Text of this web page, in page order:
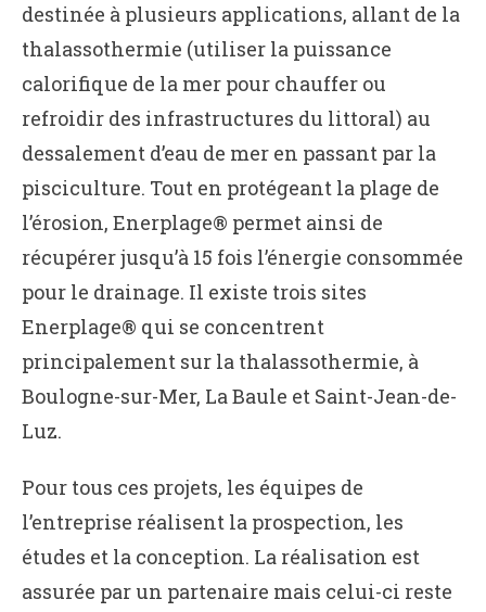
destinée à plusieurs applications, allant de la
thalassothermie (utiliser la puissance
calorifique de la mer pour chauffer ou
refroidir des infrastructures du littoral) au
dessalement d’eau de mer en passant par la
pisciculture. Tout en protégeant la plage de
l’érosion, Enerplage® permet ainsi de
récupérer jusqu’à 15 fois l’énergie consommée
pour le drainage. Il existe trois sites
Enerplage® qui se concentrent
principalement sur la thalassothermie, à
Boulogne-sur-Mer, La Baule et Saint-Jean-de-
Luz.
Pour tous ces projets, les équipes de
l’entreprise réalisent la prospection, les
études et la conception. La réalisation est
assurée par un partenaire mais celui-ci reste